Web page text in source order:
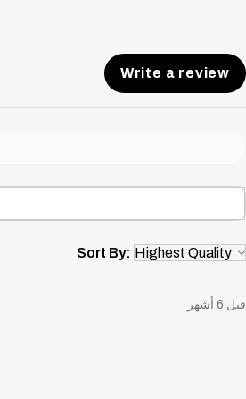
Write a review
Sort By:
قبل 6 أشهر